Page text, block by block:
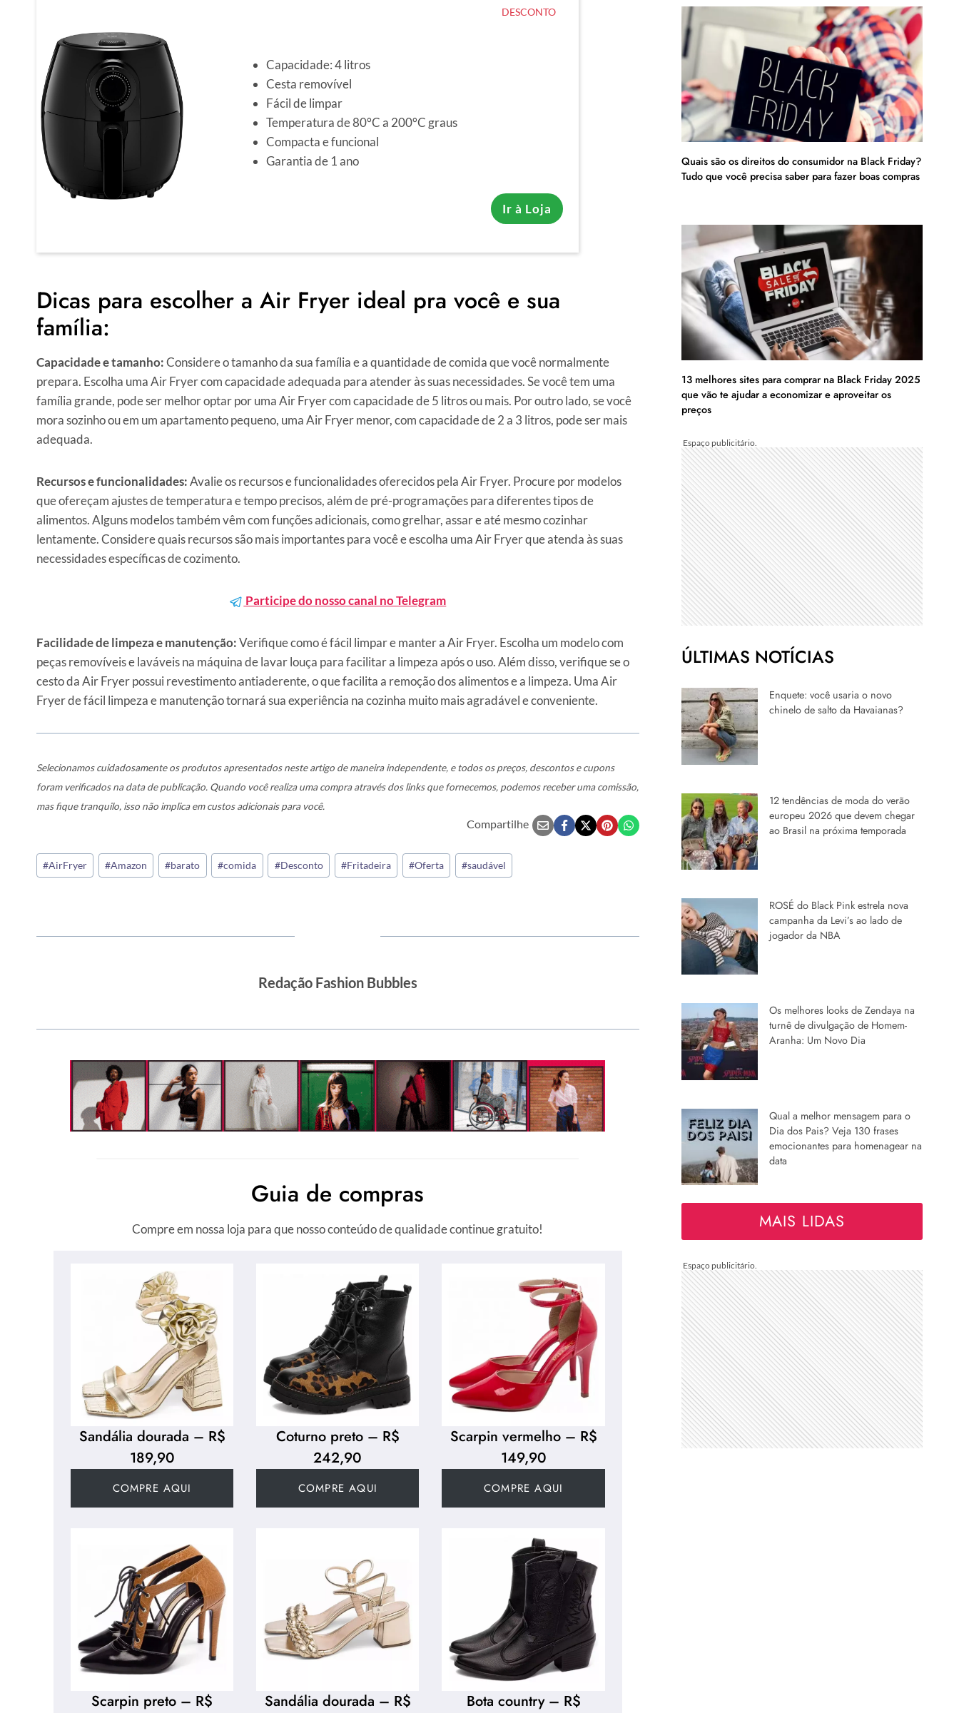
DESCONTO
Capacidade: 4 litros
Cesta removível
Fácil de limpar
Temperatura de 80°C a 200°C graus
Compacta e funcional
Garantia de 1 ano
Ir à Loja
Dicas para escolher a Air Fryer ideal pra você e sua
família:
Capacidade e tamanho:Considere o tamanho da sua família e a quantidade de comida que você normalmente
prepara. Escolha uma Air Fryer com capacidade adequada para atender às suas necessidades. Se você tem uma
família grande, pode ser melhor optar por uma Air Fryer com capacidade de 5 litros ou mais. Por outro lado, se você
mora sozinho ou em um apartamento pequeno, uma Air Fryer menor, com capacidade de 2 a 3 litros, pode ser mais
adequada.
Recursos e funcionalidades:Avalie os recursos e funcionalidades oferecidos pela Air Fryer. Procure por modelos
que ofereçam ajustes de temperatura e tempo precisos, além de pré-programações para diferentes tipos de
alimentos. Alguns modelos também vêm com funções adicionais, como grelhar, assar e até mesmo cozinhar
lentamente. Considere quais recursos são mais importantes para você e escolha uma Air Fryer que atenda às suas
necessidades específicas de cozimento.
Participe do nosso canal no Telegram
Facilidade de limpeza e manutenção:Verifique como é fácil limpar e manter a Air Fryer. Escolha um modelo com
peças removíveis e laváveis na máquina de lavar louça para facilitar a limpeza após o uso. Além disso, verifique se o
cesto da Air Fryer possui revestimento antiaderente, o que facilita a remoção dos alimentos e a limpeza. Uma Air
Fryer de fácil limpeza e manutenção tornará sua experiência na cozinha muito mais agradável e conveniente.
Selecionamos cuidadosamente os produtos apresentados neste artigo de maneira independente, e todos os preços, descontos e cupons
foram verificados na data de publicação. Quando você realiza uma compra através dos links que fornecemos, podemos receber uma comissão,
mas fique tranquilo, isso não implica em custos adicionais para você.
Compartilhe
Tags
do
#AirFryer #Amazon #barato #comida #Desconto #Fritadeira #Oferta #saudável
Redação Fashion Bubbles
Guia de compras
Compre em nossa loja para que nosso conteúdo de qualidade continue gratuito!
Sandália dourada – R$
189,90
COMPRE AQUI
Coturno preto – R$
242,90
COMPRE AQUI
Scarpin vermelho – R$
149,90
COMPRE AQUI
Scarpin preto – R$
Sandália dourada – R$
Bota country – R$
Quais são os direitos do consumidor na Black Friday?
Tudo que você precisa saber para fazer boas compras
13 melhores sites para comprar na Black Friday 2025
que vão te ajudar a economizar e aproveitar os
preços
ÚLTIMAS NOTÍCIAS
Enquete: você usaria o novo
chinelo de salto da Havaianas?
12 tendências de moda do verão
europeu 2026 que devem chegar
ao Brasil na próxima temporada
ROSÉ do Black Pink estrela nova
campanha da Levi’s ao lado de
jogador da NBA
Os melhores looks de Zendaya na
turnê de divulgação de Homem-
Aranha: Um Novo Dia
Qual a melhor mensagem para o
Dia dos Pais? Veja 130 frases
emocionantes para homenagear na
data
MAIS LIDAS